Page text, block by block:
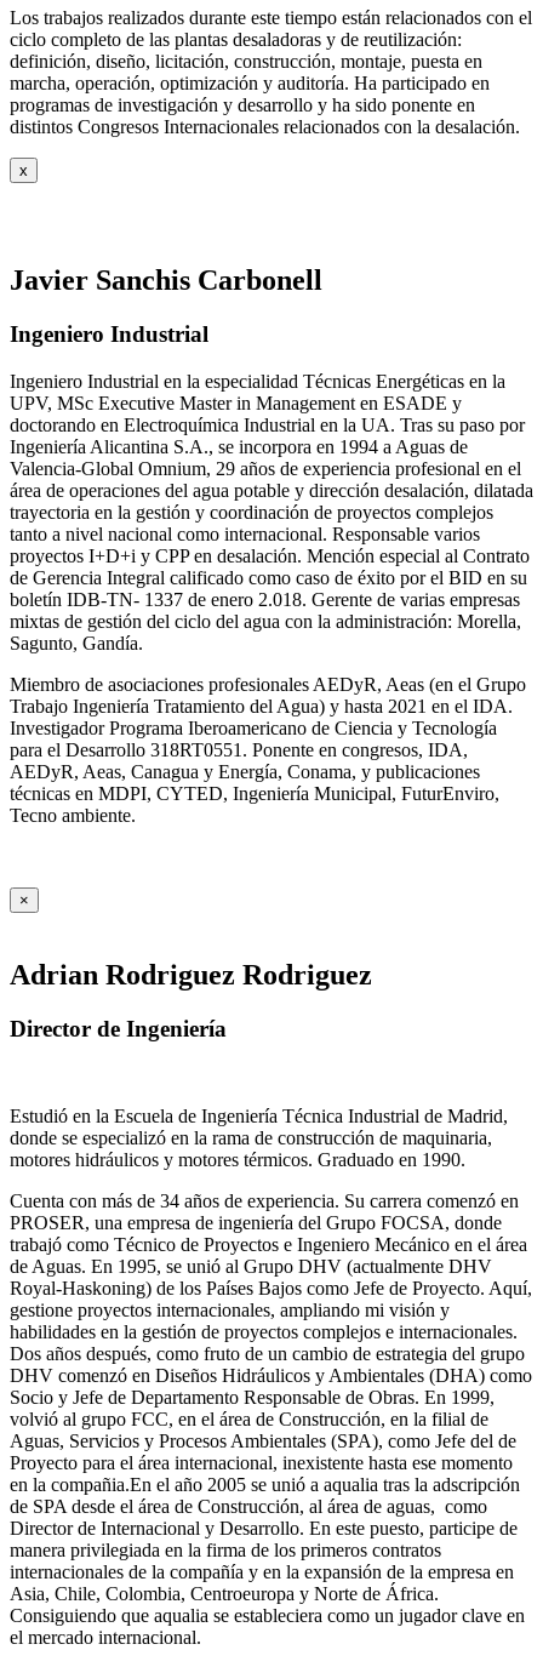
Los trabajos realizados durante este tiempo están relacionados con el
ciclo completo de las plantas desaladoras y de reutilización:
definición, diseño, licitación, construcción, montaje, puesta en
marcha, operación, optimización y auditoría. Ha participado en
programas de investigación y desarrollo y ha sido ponente en
distintos Congresos Internacionales relacionados con la desalación.
x
Javier Sanchis Carbonell
Ingeniero Industrial
Ingeniero Industrial en la especialidad Técnicas Energéticas en la
UPV, MSc Executive Master in Management en ESADE y
doctorando en Electroquímica Industrial en la UA. Tras su paso por
Ingeniería Alicantina S.A., se incorpora en 1994 a Aguas de
Valencia-Global Omnium, 29 años de experiencia profesional en el
área de operaciones del agua potable y dirección desalación, dilatada
trayectoria en la gestión y coordinación de proyectos complejos
tanto a nivel nacional como internacional. Responsable varios
proyectos I+D+i y CPP en desalación. Mención especial al Contrato
de Gerencia Integral calificado como caso de éxito por el BID en su
boletín IDB-TN- 1337 de enero 2.018. Gerente de varias empresas
mixtas de gestión del ciclo del agua con la administración: Morella,
Sagunto, Gandía.
Miembro de asociaciones profesionales AEDyR, Aeas (en el Grupo
Trabajo Ingeniería Tratamiento del Agua) y hasta 2021 en el IDA.
Investigador Programa Iberoamericano de Ciencia y Tecnología
para el Desarrollo 318RT0551. Ponente en congresos, IDA,
AEDyR, Aeas, Canagua y Energía, Conama, y publicaciones
técnicas en MDPI, CYTED, Ingeniería Municipal, FuturEnviro,
Tecno ambiente.
×
Adrian Rodriguez Rodriguez
Director de Ingeniería
Estudió en la Escuela de Ingeniería Técnica Industrial de Madrid,
donde se especializó en la rama de construcción de maquinaria,
motores hidráulicos y motores térmicos. Graduado en 1990.
Cuenta con más de 34 años de experiencia. Su carrera comenzó en
PROSER, una empresa de ingeniería del Grupo FOCSA, donde
trabajó como Técnico de Proyectos e Ingeniero Mecánico en el área
de Aguas. En 1995, se unió al Grupo DHV (actualmente DHV
Royal-Haskoning) de los Países Bajos como Jefe de Proyecto. Aquí,
gestione proyectos internacionales, ampliando mi visión y
habilidades en la gestión de proyectos complejos e internacionales.
Dos años después, como fruto de un cambio de estrategia del grupo
DHV comenzó en Diseños Hidráulicos y Ambientales (DHA) como
Socio y Jefe de Departamento Responsable de Obras. En 1999,
volvió al grupo FCC, en el área de Construcción, en la filial de
Aguas, Servicios y Procesos Ambientales (SPA), como Jefe del de
Proyecto para el área internacional, inexistente hasta ese momento
en la compañia.En el año 2005 se unió a aqualia tras la adscripción
de SPA desde el área de Construcción, al área de aguas, como
Director de Internacional y Desarrollo. En este puesto, participe de
manera privilegiada en la firma de los primeros contratos
internacionales de la compañía y en la expansión de la empresa en
Asia, Chile, Colombia, Centroeuropa y Norte de África.
Consiguiendo que aqualia se estableciera como un jugador clave en
el mercado internacional.